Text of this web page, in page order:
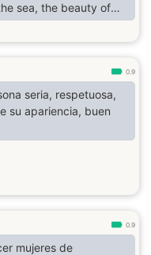
sea, the beauty of
and everything that
0.9
seria, respetuosa,
su apariencia, buen
0.9
mujeres de